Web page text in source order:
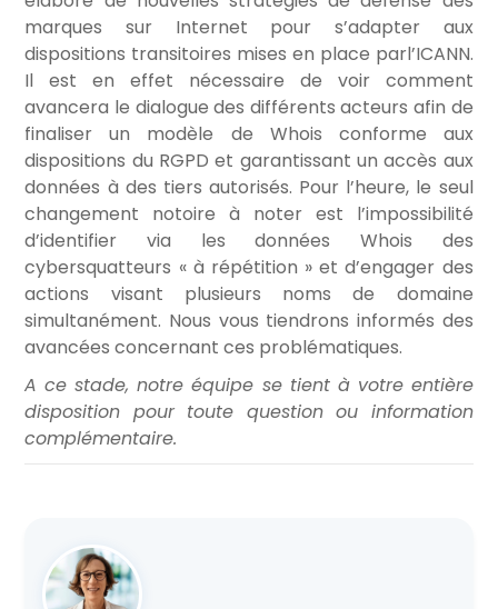
marques sur Internet pour s’adapter aux
dispositions transitoires mises en place parl’ICANN.
Il est en effet nécessaire de voir comment
avancera le dialogue des différents acteurs afin de
finaliser un modèle de Whois conforme aux
dispositions du RGPD et garantissant un accès aux
données à des tiers autorisés. Pour l’heure, le seul
changement notoire à noter est l’impossibilité
d’identifier via les données Whois des
cybersquatteurs « à répétition » et d’engager des
actions visant plusieurs noms de domaine
simultanément. Nous vous tiendrons informés des
avancées concernant ces problématiques.
A ce stade, notre équipe se tient à votre entière
disposition pour toute question ou information
complémentaire.